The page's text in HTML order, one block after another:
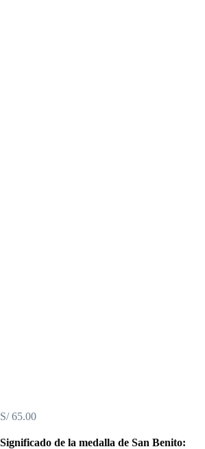
S/65.00
Significado de la medalla de San Benito: